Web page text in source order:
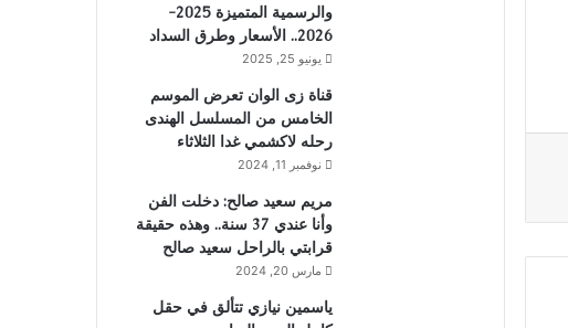
والرسمية المتميزة 2025-
2026.. الأسعار وطرق السداد
يونيو 25, 2025
قناة زى الوان تعرض الموسم
الخامس من المسلسل الهندى
رحله لاكشمي غدا الثلاثاء
نوفمبر 11, 2024
مريم سعيد صالح: دخلت الفن
وأنا عندي 37 سنة.. وهذه حقيقة
قرابتي بالراحل سعيد صالح
مارس 20, 2024
ياسمين نيازي تتألق في حقل